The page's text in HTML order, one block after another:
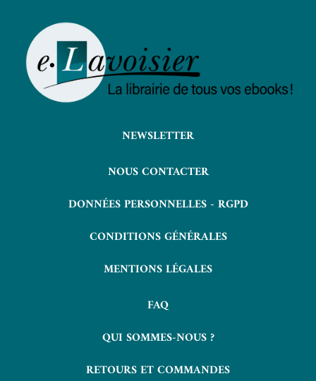
NEWSLETTER
NOUS CONTACTER
DONNÉES PERSONNELLES - RGPD
CONDITIONS GÉNÉRALES
MENTIONS LÉGALES
FAQ
QUI SOMMES-NOUS ?
RETOURS ET COMMANDES